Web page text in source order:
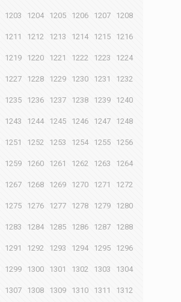
1203 1204 1205 1206 1207 1208
1211 1212 1213 1214 1215 1216
1219 1220 1221 1222 1223 1224
1227 1228 1229 1230 1231 1232
1235 1236 1237 1238 1239 1240
1243 1244 1245 1246 1247 1248
1251 1252 1253 1254 1255 1256
1259 1260 1261 1262 1263 1264
1267 1268 1269 1270 1271 1272
1275 1276 1277 1278 1279 1280
1283 1284 1285 1286 1287 1288
1291 1292 1293 1294 1295 1296
1299 1300 1301 1302 1303 1304
1307 1308 1309 1310 1311 1312